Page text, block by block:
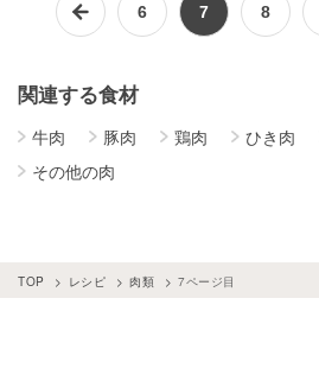
6 7 8
関連する食材
牛肉 豚肉 鶏肉 ひき肉
その他の肉
TOP レシピ 肉類 7ページ目